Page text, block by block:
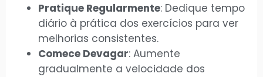
Pratique Regularmente: Dedique tempo
diário à prática dos exercícios para ver
melhorias consistentes.
Comece Devagar: Aumente
gradualmente a velocidade dos